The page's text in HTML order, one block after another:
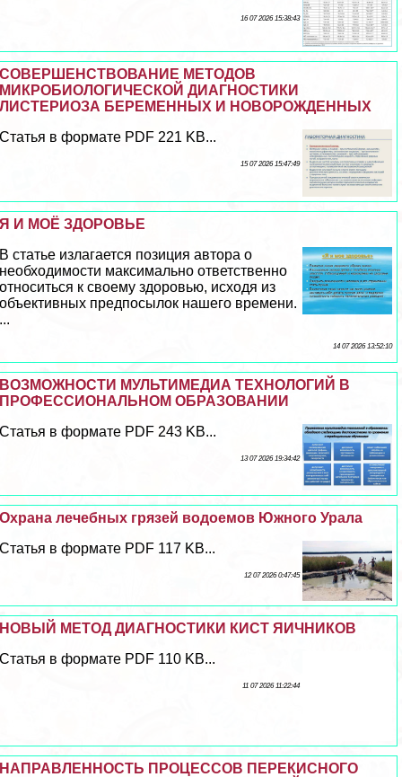
16 07 2026 15:38:43
СОВЕРШЕНСТВОВАНИЕ МЕТОДОВ
МИКРОБИОЛОГИЧЕСКОЙ ДИАГНОСТИКИ
ЛИСТЕРИОЗА БЕРЕМЕННЫХ И НОВОРОЖДЕННЫХ
Статья в формате PDF 221 KB...
15 07 2026 15:47:49
Я И МОЁ ЗДОРОВЬЕ
В статье излагается позиция автора о
необходимости максимально ответственно
относиться к своему здоровью, исходя из
объективных предпосылок нашего времени.
...
14 07 2026 13:52:10
ВОЗМОЖНОСТИ МУЛЬТИМЕДИА ТЕХНОЛОГИЙ В
ПРОФЕССИОНАЛЬНОМ ОБРАЗОВАНИИ
Статья в формате PDF 243 KB...
13 07 2026 19:34:42
Охрана лечебных грязей водоемов Южного Урала
Статья в формате PDF 117 KB...
12 07 2026 0:47:45
НОВЫЙ МЕТОД ДИАГНОСТИКИ КИСТ ЯИЧНИКОВ
Статья в формате PDF 110 KB...
11 07 2026 11:22:44
НАПРАВЛЕННОСТЬ ПРОЦЕССОВ ПЕРЕКИСНОГО